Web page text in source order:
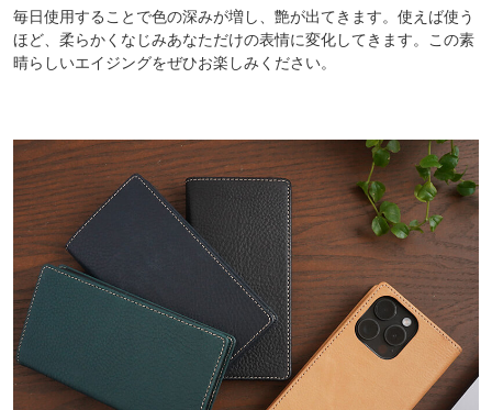
毎日使用することで色の深みが増し、艶が出てきます。使えば使う
ほど、柔らかくなじみあなただけの表情に変化してきます。この素
晴らしいエイジングをぜひお楽しみください。